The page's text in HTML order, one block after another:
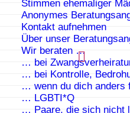
Stimmen ehemaliger
Anonymes
Kontakt aufnehmen
Über unser
Wir beraten …
… bei
… bei Kontrolle,
… wenn du dich anders
… LGBTI*Q
… Paare, die sich nicht
Nimm Kontakt mit